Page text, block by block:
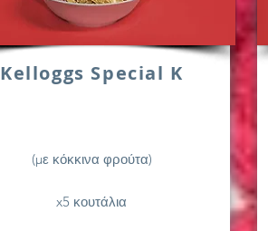
Kelloggs Special K
(με κόκκινα φρούτα)
x5 κουτάλια